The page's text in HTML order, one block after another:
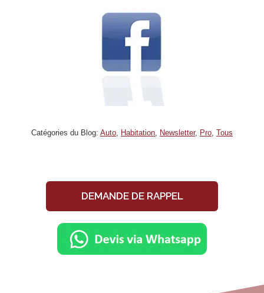
Catégories du Blog: Auto, Habitation, Newsletter, Pro, Tous
DEMANDE DE RAPPEL